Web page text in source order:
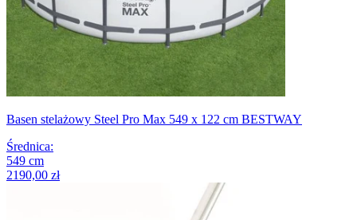
Basen stelażowy Steel Pro Max 549 x 122 cm BESTWAY
Średnica:
549 cm
2190,00 zł